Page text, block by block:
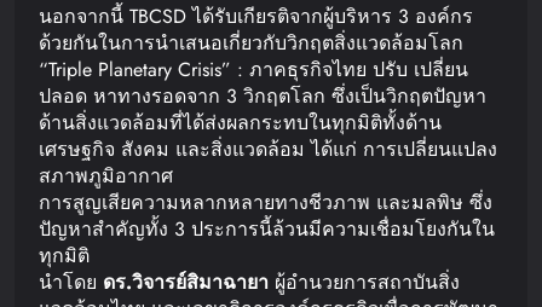
นอกจากนี้ TBCSD ได้รับเกียรติจากผู้บริหาร 3 องค์กร
ด้วยกันในการนำเสนอเกี่ยวกับวิกฤตสิ่งแวดล้อมโลก
“Triple Planetary Crisis” : ภาคธุรกิจไทย ปรับ เปลี่ยน
ปลอด หาทางรอดจาก 3 วิกฤตโลก ซึ่งเป็นวิกฤตปัญหา
ด้านสิ่งแวดล้อมที่ได้ส่งผลกระทบในทุกมิติทั้งด้าน
เศรษฐกิจ สังคม และสิ่งแวดล้อม ได้แก่ การเปลี่ยนแปลง
สภาพภูมิอากาศ
การสูญเสียความหลากหลายทางชีวภาพ และมลพิษ ซึ่ง
ปัญหาสำคัญทั้ง 3 ประการนี้ล้วนมีความเชื่อมโยงกันใน
ทุกมิติ
นำโดย ดร.วิจารย์สิมาฉายา ผู้อำนวยการสถาบันสิ่ง